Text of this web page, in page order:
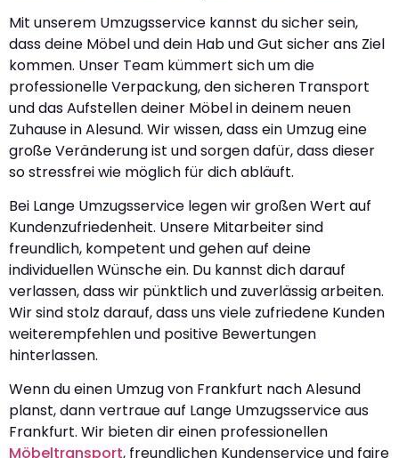
Mit unserem Umzugsservice kannst du sicher sein,
dass deine Möbel und dein Hab und Gut sicher ans Ziel
kommen. Unser Team kümmert sich um die
professionelle Verpackung, den sicheren Transport
und das Aufstellen deiner Möbel in deinem neuen
Zuhause in Alesund. Wir wissen, dass ein Umzug eine
große Veränderung ist und sorgen dafür, dass dieser
so stressfrei wie möglich für dich abläuft.
Bei Lange Umzugsservice legen wir großen Wert auf
Kundenzufriedenheit. Unsere Mitarbeiter sind
freundlich, kompetent und gehen auf deine
individuellen Wünsche ein. Du kannst dich darauf
verlassen, dass wir pünktlich und zuverlässig arbeiten.
Wir sind stolz darauf, dass uns viele zufriedene Kunden
weiterempfehlen und positive Bewertungen
hinterlassen.
Wenn du einen Umzug von Frankfurt nach Alesund
planst, dann vertraue auf Lange Umzugsservice aus
Frankfurt. Wir bieten dir einen professionellen
Möbeltransport, freundlichen Kundenservice und faire